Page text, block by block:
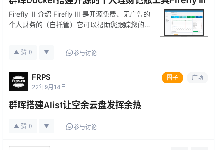
Firefly III 介绍 Firefly III 是开源免费、无广告的
个人财务的（自托管）它可以帮助您跟踪您的支
持可以导入数据。它还提供许…
赞 0 参与讨论
FRPS 圈子
广场
22年9月14日
群晖搭建Alist让空余云盘发挥余热
赞 0 参与讨论